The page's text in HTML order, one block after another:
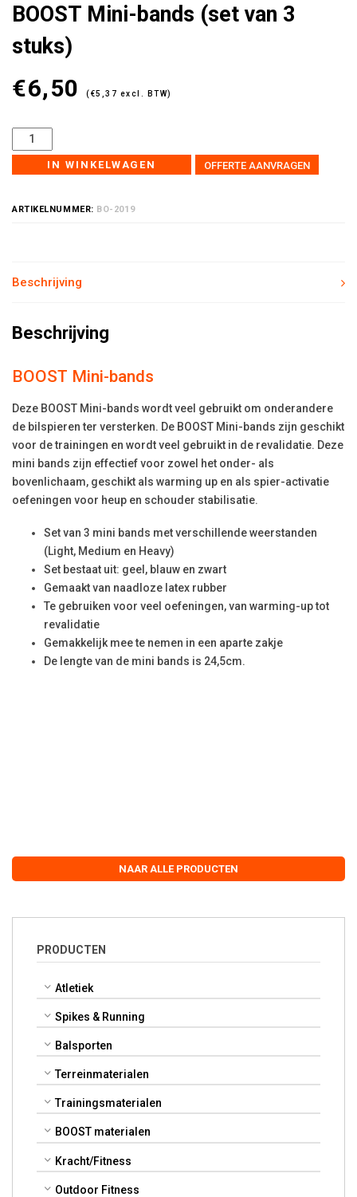
NAAR ALLE PRODUCTEN
PRODUCTEN
Atletiek
Spikes & Running
Balsporten
Terreinmaterialen
Trainingsmaterialen
BOOST materialen
Kracht/Fitness
Outdoor Fitness
BOOST Mini-bands (set van 3
stuks)
€6,50 (€5,37 excl. BTW)
IN WINKELWAGEN OFFERTE AANVRAGEN
ARTIKELNUMMER: BO-2019
Beschrijving
Beschrijving
BOOST Mini-bands
Deze BOOST Mini-bands wordt veel gebruikt om onderandere
de bilspieren ter versterken. De BOOST Mini-bands zijn geschikt
voor de trainingen en wordt veel gebruikt in de revalidatie. Deze
mini bands zijn effectief voor zowel het onder- als
bovenlichaam, geschikt als warming up en als spier-activatie
oefeningen voor heup en schouder stabilisatie.
Set van 3 mini bands met verschillende weerstanden
(Light, Medium en Heavy)
Set bestaat uit: geel, blauw en zwart
Gemaakt van naadloze latex rubber
Te gebruiken voor veel oefeningen, van warming-up tot
revalidatie
Gemakkelijk mee te nemen in een aparte zakje
De lengte van de mini bands is 24,5cm.